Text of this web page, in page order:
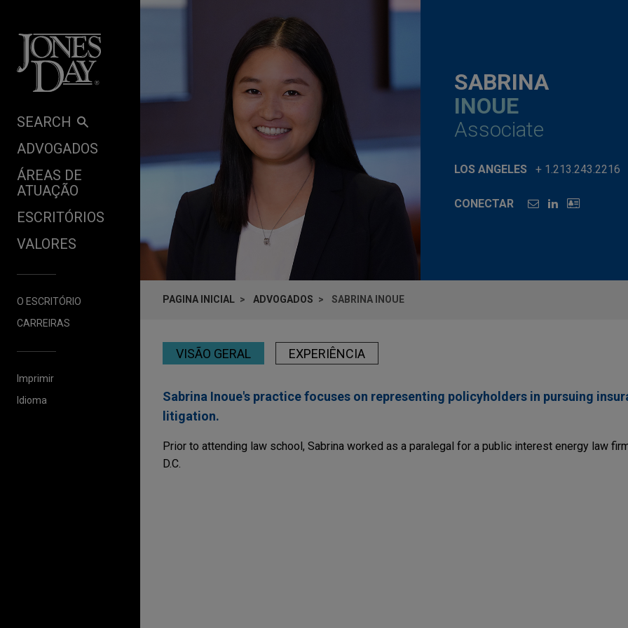
SEARCH
ADVOGADOS
ÁREAS DE
ATUAÇÃO
ESCRITÓRIOS
VALORES
O ESCRITÓRIO
CARREIRAS
Imprimir
Idioma
SABRINA
INOUE
Associate
LOS ANGELES + 1.213.243.2216
CONECTAR
PAGINA INICIAL ADVOGADOS SABRINA INOUE
VISÃO GERAL EXPERIÊNCIA
Sabrina Inoue's practice focuses on representing policyholders in pursuing
litigation.
Prior to attending law school, Sabrina worked as a paralegal for a public interest energy law
D.C.